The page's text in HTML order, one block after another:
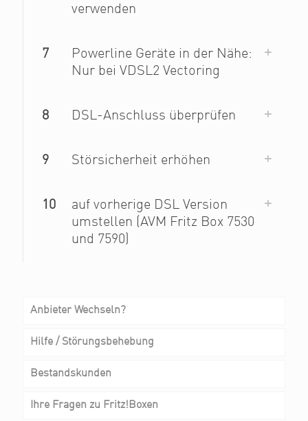
verwenden
7
Powerline Geräte in der Nähe:
Nur bei VDSL2 Vectoring
8 DSL-Anschluss überprüfen
9 Störsicherheit erhöhen
10
auf vorherige DSL Version
umstellen (AVM Fritz Box 7530
und 7590)
Anbieter Wechseln?
Hilfe / Störungsbehebung
Was tun wenn DSL-Telefon Anschluss lahmt, zu
Bestandskunden
Wie richte ich eine VPN-Verbindung zur FRITZ!Box mit
Ihre Fragen zu Fritz!Boxen